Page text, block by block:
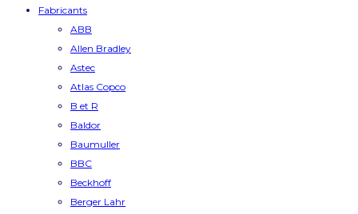
Fabricants
ABB
Allen Bradley
Astec
Atlas Copco
B et R
Baldor
Baumuller
BBC
Beckhoff
Berger Lahr